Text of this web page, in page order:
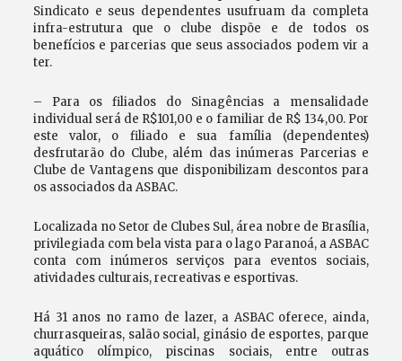
Sindicato e seus dependentes usufruam da completa
infra-estrutura que o clube dispõe e de todos os
benefícios e parcerias que seus associados podem vir a
ter.
– Para os filiados do Sinagências a mensalidade
individual será de R$101,00 e o familiar de R$ 134,00. Por
este valor, o filiado e sua família (dependentes)
desfrutarão do Clube, além das inúmeras Parcerias e
Clube de Vantagens que disponibilizam descontos para
os associados da ASBAC.
Localizada no Setor de Clubes Sul, área nobre de Brasília,
privilegiada com bela vista para o lago Paranoá, a ASBAC
conta com inúmeros serviços para eventos sociais,
atividades culturais, recreativas e esportivas.
Há 31 anos no ramo de lazer, a ASBAC oferece, ainda,
churrasqueiras, salão social, ginásio de esportes, parque
aquático olímpico, piscinas sociais, entre outras